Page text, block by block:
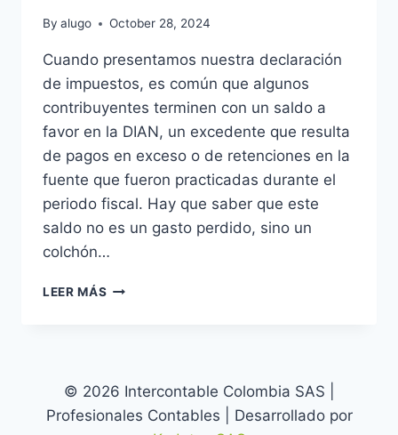
By alugo October 28, 2024
Cuando presentamos nuestra declaración
de impuestos, es común que algunos
contribuyentes terminen con un saldo a
favor en la DIAN, un excedente que resulta
de pagos en exceso o de retenciones en la
fuente que fueron practicadas durante el
periodo fiscal. Hay que saber que este
saldo no es un gasto perdido, sino un
colchón…
LEER MÁS ¿SALDO
¡MÁS
BIEN,
© 2026 Intercontable Colombia SAS |
Profesionales Contables | Desarrollado por